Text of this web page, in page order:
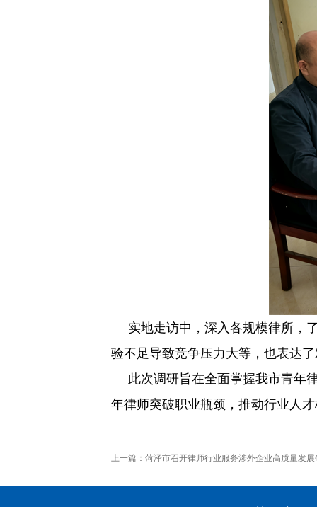
实地走访中，深入各规模律所，
验不足导致竞争压力大等，也表达
此次调研旨在全面掌握我市青年
年律师突破职业瓶颈，推动行业人
上一篇： 菏泽市召开律师行业服务涉外企业高质量发展